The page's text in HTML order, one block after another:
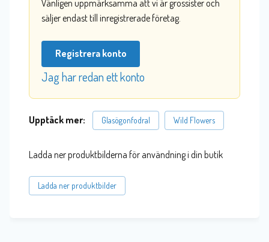
Vänligen uppmärksamma att vi är grossister och
säljer endast till inregistrerade företag.
Registrera konto
Jag har redan ett konto
Upptäck mer: Glasögonfodral Wild Flowers
Ladda ner produktbilderna för användning i din butik
Ladda ner produktbilder